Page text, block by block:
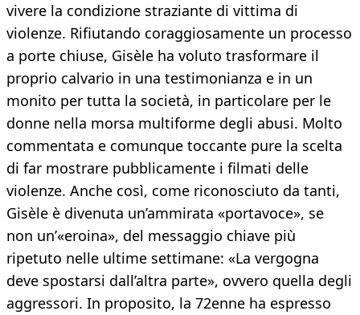
vivere la condizione straziante di vittima di
violenze. Rifiutando coraggiosamente un processo
a porte chiuse, Gisèle ha voluto trasformare il
proprio calvario in una testimonianza e in un
monito per tutta la società, in particolare per le
donne nella morsa multiforme degli abusi. Molto
commentata e comunque toccante pure la scelta
di far mostrare pubblicamente i filmati delle
violenze. Anche così, come riconosciuto da tanti,
Gisèle è divenuta un’ammirata «portavoce», se
non un’«eroina», del messaggio chiave più
ripetuto nelle ultime settimane: «La vergogna
deve spostarsi dall’altra parte», ovvero quella degli
aggressori. In proposito, la 72enne ha espresso